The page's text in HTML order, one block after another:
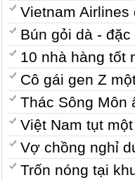
Vietnam
Bún gỏi dà -
10 nhà hàng tốt
Cô gái gen Z
Thác Sông
Việt Nam tụt
Vợ chồng nghỉ
Trốn nóng tại